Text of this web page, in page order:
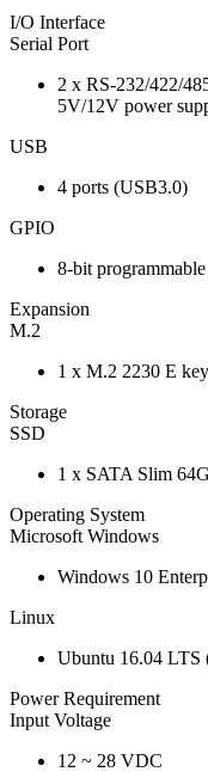
I/O Interface
Serial Port
2 x RS-232/422/
5V/12V power
USB
4 ports (USB3.0)
GPIO
8-bit
Expansion
M.2
1 x M.2 2230 E
Storage
SSD
1 x SATA Slim
Operating System
Microsoft Windows
Windows 10
Linux
Ubuntu 16.04 LTS
Power Requirement
Input Voltage
12 ~ 28 VDC